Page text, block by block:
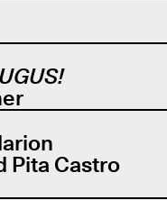
Pita Castro